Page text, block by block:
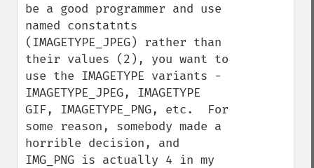
be a good programmer and use
named constatnts
(IMAGETYPE_JPEG) rather than
their values (2), you want to
use the IMAGETYPE variants -
IMAGETYPE_JPEG, IMAGETYPE
GIF, IMAGETYPE_PNG, etc.  For
some reason, somebody made a
horrible decision, and
IMG_PNG is actually 4 in my